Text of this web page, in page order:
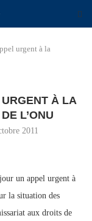
urgent à la
À LA
L’ONU
2011
un appel urgent à
la situation des
aux droits de